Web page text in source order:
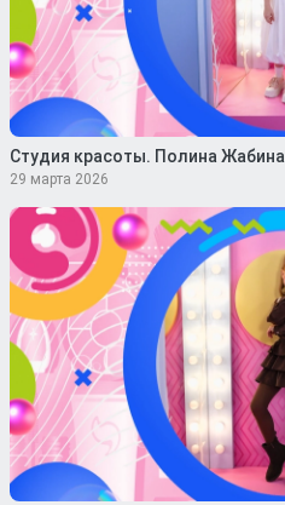
Студия красоты. Полина Жабина
29 марта 2026